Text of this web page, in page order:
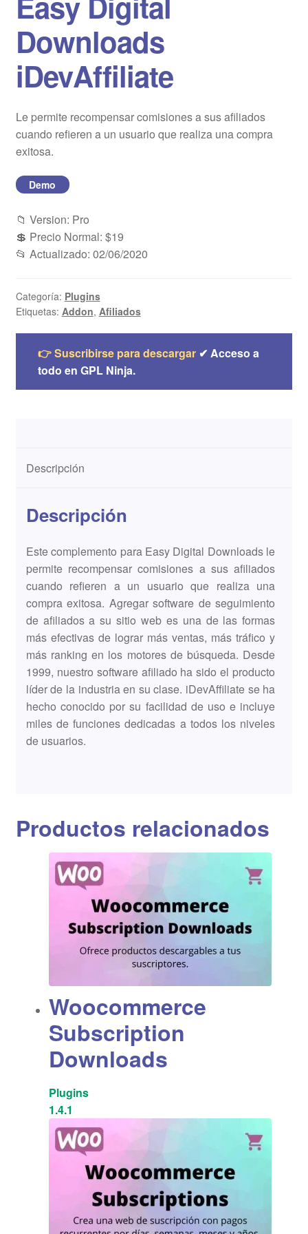
Blog
Mi cuenta
Downloads
iDevAffiliate
Le permite recompensar comisiones a sus afiliados
cuando refieren a un usuario que realiza una compra
exitosa.
Demo
📁 Version: Pro
💲 Precio Normal: $19
📂 Actualizado: 02/06/2020
Categoría: Plugins
Etiquetas: Addon, Afiliados
👉 Suscribirse para descargar✔ Acceso a
todo en GPL Ninja.
Descripción
Descripción
Este complemento para Easy Digital Downloads le
permite recompensar comisiones a sus afiliados
cuando refieren a un usuario que realiza una
compra exitosa. Agregar software de seguimiento
de afiliados a su sitio web es una de las formas
más efectivas de lograr más ventas, más tráfico y
más ranking en los motores de búsqueda. Desde
1999, nuestro software afiliado ha sido el producto
líder de la industria en su clase. iDevAffiliate se ha
hecho conocido por su facilidad de uso e incluye
miles de funciones dedicadas a todos los niveles
de usuarios.
Productos relacionados
Woocommerce
Subscription
Downloads
Plugins
1.4.1